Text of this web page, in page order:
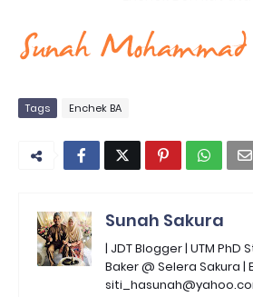
Tags Enchek BA
Sunah Sakura
| JDT Blogger | UTM PhD
Baker @ Selera Sakura |